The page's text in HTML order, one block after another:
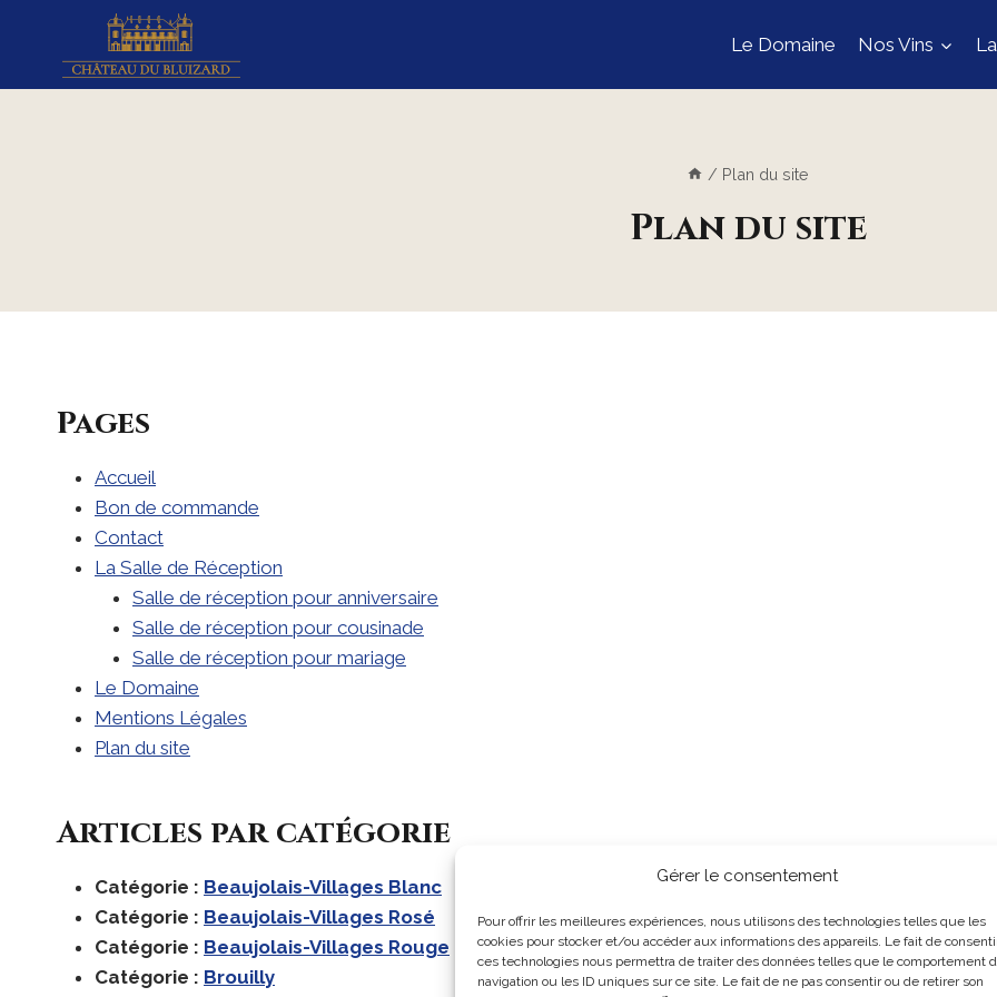
Gérer le consentement
Pour offrir les meilleures expériences, nous utilisons des technologies telles que les
cookies pour stocker et/ou accéder aux informations des appareils. Le fait de
ces technologies nous permettra de traiter des données telles que le comportement
navigation ou les ID uniques sur ce site. Le fait de ne pas consentir ou de retirer son
contenu
Le Domaine Nos Vins
/ Plan du site
Plan du site
Pages
Accueil
Bon de commande
Contact
La Salle de Réception
Salle de réception pour anniversaire
Salle de réception pour cousinade
Salle de réception pour mariage
Le Domaine
Mentions Légales
Plan du site
Articles par catégorie
Catégorie : Beaujolais-Villages Blanc
Catégorie : Beaujolais-Villages Rosé
Catégorie : Beaujolais-Villages Rouge
Catégorie : Brouilly